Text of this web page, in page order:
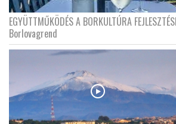
EGYÜTTMŰKÖDÉS A BORKULTÚRA
Borlovagrend